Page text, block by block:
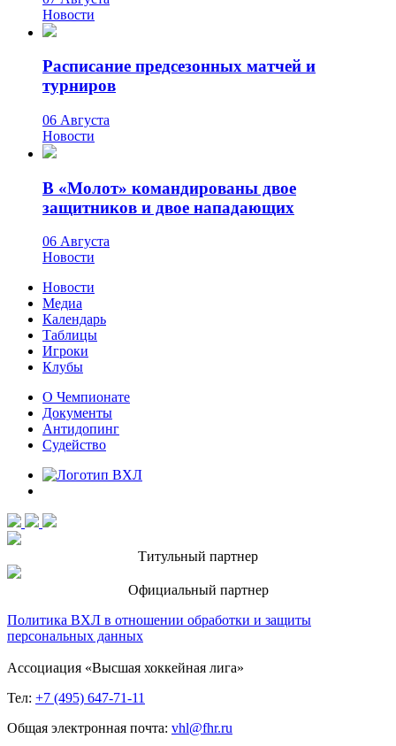
Новости
Расписание предсезонных матчей и
турниров
06 Августа
Новости
В «Молот» командированы двое
защитников и двое нападающих
06 Августа
Новости
Новости
Медиа
Календарь
Таблицы
Игроки
Клубы
О Чемпионате
Документы
Антидопинг
Судейство
Титульный партнер
Официальный партнер
Политика ВХЛ в отношении обработки и защиты
персональных данных
Ассоциация «Высшая хоккейная лига»
Тел: +7 (495) 647-71-11
Общая электронная почта: vhl@fhr.ru